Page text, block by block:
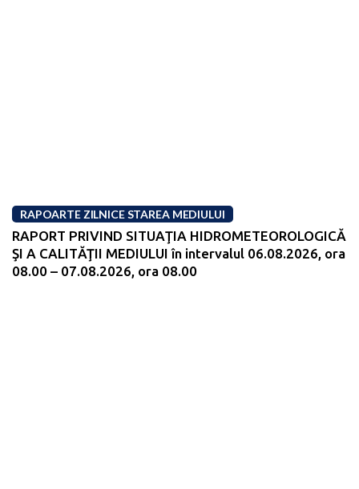
RAPOARTE ZILNICE STAREA MEDIULUI
RAPORT PRIVIND SITUAŢIA HIDROMETEOROLOGICĂ
ŞI A CALITĂŢII MEDIULUI în intervalul 06.08.2026, ora
08.00 – 07.08.2026, ora 08.00